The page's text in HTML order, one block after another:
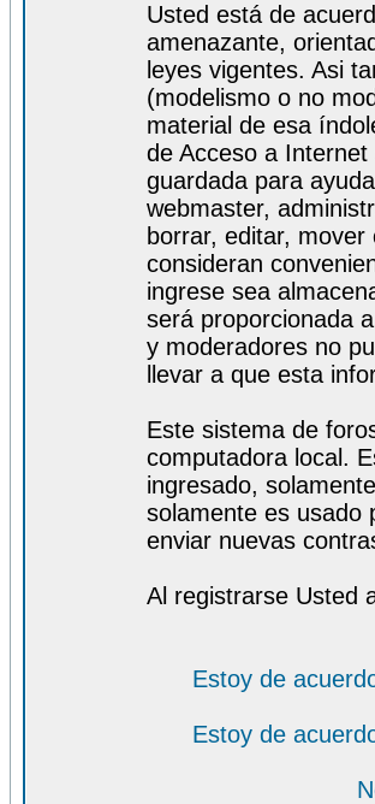
Usted está de
amenazante,
leyes vigentes. Asi
(modelismo o no
material de esa
de Acceso a
guardada para
webmaster,
borrar, editar,
consideran
ingrese sea
será proporcionada
y moderadores no
llevar a que esta
Este sistema de
computadora local.
ingresado,
solamente es usado
enviar nuevas
Al registrarse Usted
Estoy de
Estoy de